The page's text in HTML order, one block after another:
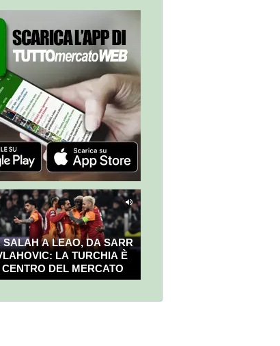
SALAH A LEAO, DA SARR
LA TURCHIA È
DEL MERCATO